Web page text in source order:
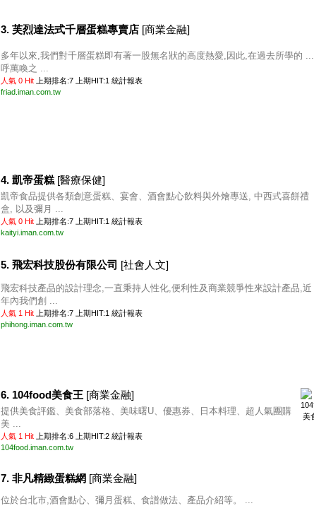
3. 芙烈達法式千層蛋糕專賣店 [商業金融]
多年以來,我們對千層蛋糕即有著一股無名狀的高度熱愛,因此,在過去所學的 ...
呼萬喚之 ...
人氣 0 Hit 上期排名:7 上期HIT:1 統計報表
friad.iman.com.tw
4. 凱帝蛋糕 [醫療保健]
凱帝食品提供各類創意蛋糕、宴會、酒會點心飲料與外燴專送, 中西式喜餅禮
盒, 以及彌月 ...
人氣 0 Hit 上期排名:7 上期HIT:1 統計報表
kaityi.iman.com.tw
5. 飛宏科技股份有限公司 [社會人文]
飛宏科技產品的設計理念,一直秉持人性化,便利性及商業競爭性來設計產品,近
年內我們創 ...
人氣 1 Hit 上期排名:7 上期HIT:1 統計報表
phihong.iman.com.tw
6. 104food美食王 [商業金融]
提供美食評鑑、美食部落格、美味曙U、優惠券、日本料理、超人氣團購
美 ...
人氣 1 Hit 上期排名:6 上期HIT:2 統計報表
104food.iman.com.tw
7. 非凡精緻蛋糕網 [商業金融]
位於台北市,酒會點心、彌月蛋糕、食譜做法、產品介紹等。 ...